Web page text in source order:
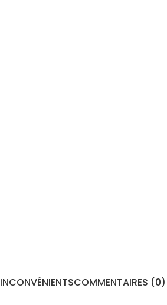
INCONVÉNIENTSCOMMENTAIRES (0)